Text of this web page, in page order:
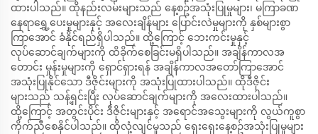
ထားပါသည်။ ထိုနည်းလမ်းများသည် နေ့စဥ်အသုံးပြုမှုများ၊ မကြာခဏ
နေရာရွှေ့ပေးမှုများနှင့် အလေးချိန်များ ပြောင်းလဲမှုများကို နှစ်များစွာ
ကြာအောင် ခံနိုင်ရည်ရှိပါသည်။ ထို့ကြောင့် ဘေးကင်းမှုနှင့်
လုပ်ဆောင်ချက်များကို ထိခိုက်စေခြင်းမရှိပါသည်။ အချိန်ကာလအ
တောင်း မှုန်းမှုများကို ရှောင်ရှားရန် အချိန်ကာလအတော်ကြာအောင်
အသုံးပြုနိုင်သော ဒီဇိုင်းများကို အသုံးပြုထားပါသည်။ ထိုဒီဇိုင်း
များသည် သန့်ရှင်းပြီး လုပ်ဆောင်ချက်များကို အလေးထားပါသည်။
ထို့ကြောင့် အတွင်းပိုင်း ဒီဇိုင်းများနှင့် အရောင်အသွေးများကို လွယ်ကူစွာ
ကိုက်ညီစေနိုင်ပါသည်။ ထိုလုံ့လျင်မှုသည် ရှေးရှေးနေ့စဥ်အသုံးပြုမှုများ